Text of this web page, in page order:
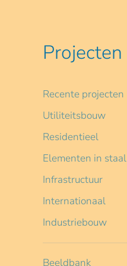
Projecten
Recente projecten
Utiliteitsbouw
Residentieel
Elementen in staal
Infrastructuur
Internationaal
Industriebouw
Beeldbank